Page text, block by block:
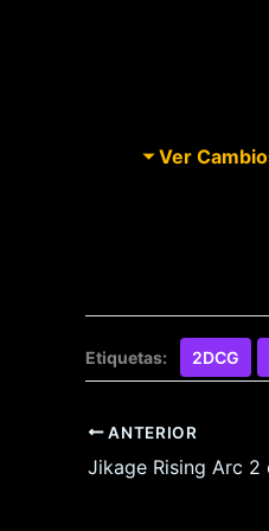
Ver
Etiquetas: 2DCG
ANTERIOR
Jikage Rising Arc 2